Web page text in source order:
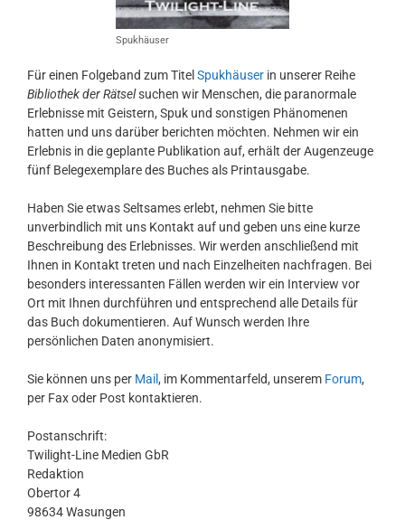
Spukhäuser
Für einen Folgeband zum TitelSpukhäuser in unserer Reihe
Bibliothek der Rätselsuchen wir Menschen, die paranormale
Erlebnisse mit Geistern, Spuk und sonstigen Phänomenen
hatten und uns darüber berichten möchten. Nehmen wir ein
Erlebnis in die geplante Publikation auf, erhält der Augenzeuge
fünf Belegexemplare des Buches als Printausgabe.
Haben Sie etwas Seltsames erlebt, nehmen Sie bitte
unverbindlich mit uns Kontakt auf und geben uns eine kurze
Beschreibung des Erlebnisses. Wir werden anschließend mit
Ihnen in Kontakt treten und nach Einzelheiten nachfragen. Bei
besonders interessanten Fällen werden wir ein Interview vor
Ort mit Ihnen durchführen und entsprechend alle Details für
das Buch dokumentieren. Auf Wunsch werden Ihre
persönlichen Daten anonymisiert.
Sie können uns per Mail, im Kommentarfeld, unserem Forum,
per Fax oder Post kontaktieren.
Postanschrift:
Twilight-Line Medien GbR
Redaktion
Obertor 4
98634 Wasungen